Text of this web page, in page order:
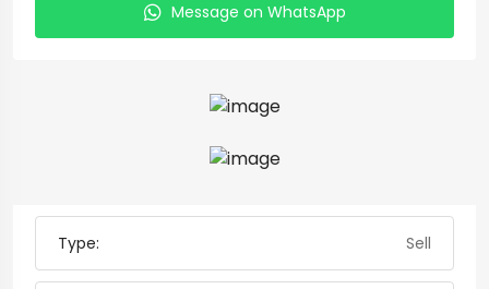
Message on WhatsApp
Type: Sell